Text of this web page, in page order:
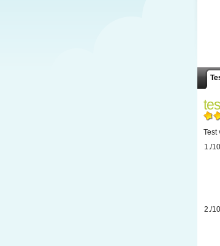
Test